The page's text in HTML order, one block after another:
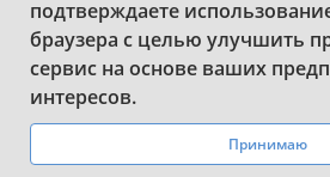
ИЗГОТОВИЛИ
СУВЕНИРНЫЕ НОМЕРА
АВТО
подтверждаете
браузера с целью улучшить
сервис на основе ваших
интересов.
Принимаю
WhatsApp